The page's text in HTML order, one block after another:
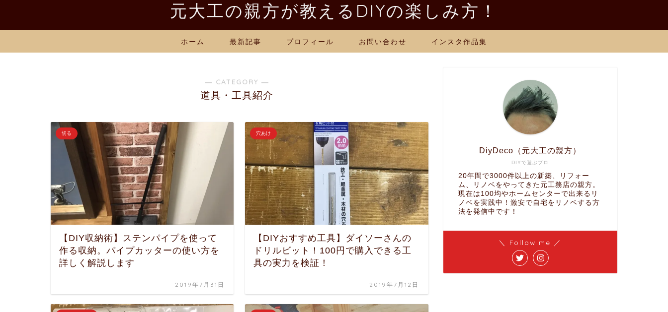
元大工の親方が教えるDIYの楽しみ方！
ホーム 最新記事 プロフィール お問い合わせ インスタ作品集
― CATEGORY ―
道具・工具紹介
切る
【DIY収納術】ステンパイプを使って
作る収納。パイプカッターの使い方を
詳しく解説します
2019年7月31日
穴あけ
【DIYおすすめ工具】ダイソーさんの
ドリルビット！100円で購入できる工
具の実力を検証！
2019年7月12日
DIYで遊ぶプロ
DiyDeco（元大工の親方）
20年間で3000件以上の新築、リフォー
ム、リノベをやってきた元工務店の親方。
現在は100均やホームセンターで出来るリ
ノベを実践中！激安で自宅をリノベする方
法を発信中です！
＼ Follow me ／